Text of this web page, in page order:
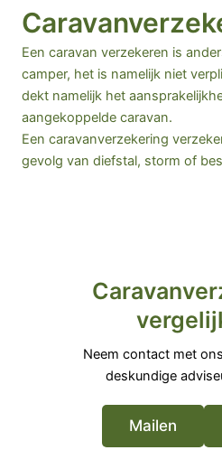
Een caravan verzekeren is
camper, het is namelijk niet
dekt namelijk het
aangekoppelde caravan.
Een caravanverzekering
gevolg van diefstal, storm of
Neem contact met
deskundige
Mailen